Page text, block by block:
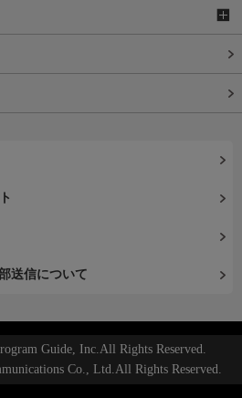
送信について
Guide, Inc.All Rights Reserved.
Co., Ltd.All Rights Reserved.